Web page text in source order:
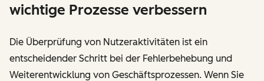
wichtige Prozesse verbessern
Die Überprüfung von Nutzeraktivitäten ist ein
entscheidender Schritt bei der Fehlerbehebung und
Weiterentwicklung von Geschäftsprozessen. Wenn Sie